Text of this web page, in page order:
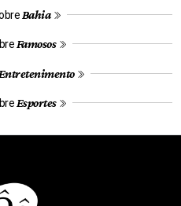
Bahia
Famosos
Entretenimento
Esportes